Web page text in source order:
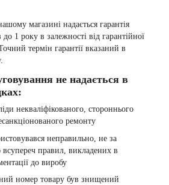
магазині надається гарантія
до 1 року в залежності від гарантійної
термін гарантії вказаний в
не надається в
некваліфікованого, стороннього
ремонту
неправильно, не за
правил, викладених в
до виробу
номер товару був знищений